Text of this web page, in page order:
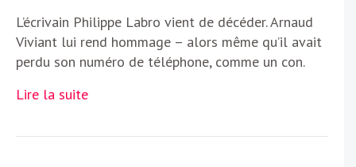
L’écrivain Philippe Labro vient de décéder. Arnaud
Viviant lui rend hommage – alors même qu’il avait
perdu son numéro de téléphone, comme un con.
Lire la suite